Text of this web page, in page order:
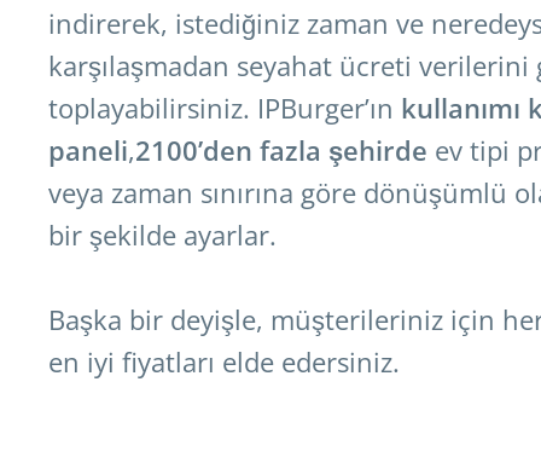
indirerek, istediğiniz zaman ve
karşılaşmadan seyahat ücreti
toplayabilirsiniz. IPBurger’ın kullanımı
paneli,2100’den fazla şehirde ev tipi
veya zaman sınırına göre dönüşümlü
bir şekilde ayarlar.
Başka bir deyişle, müşterileriniz için
en iyi fiyatları elde edersiniz.